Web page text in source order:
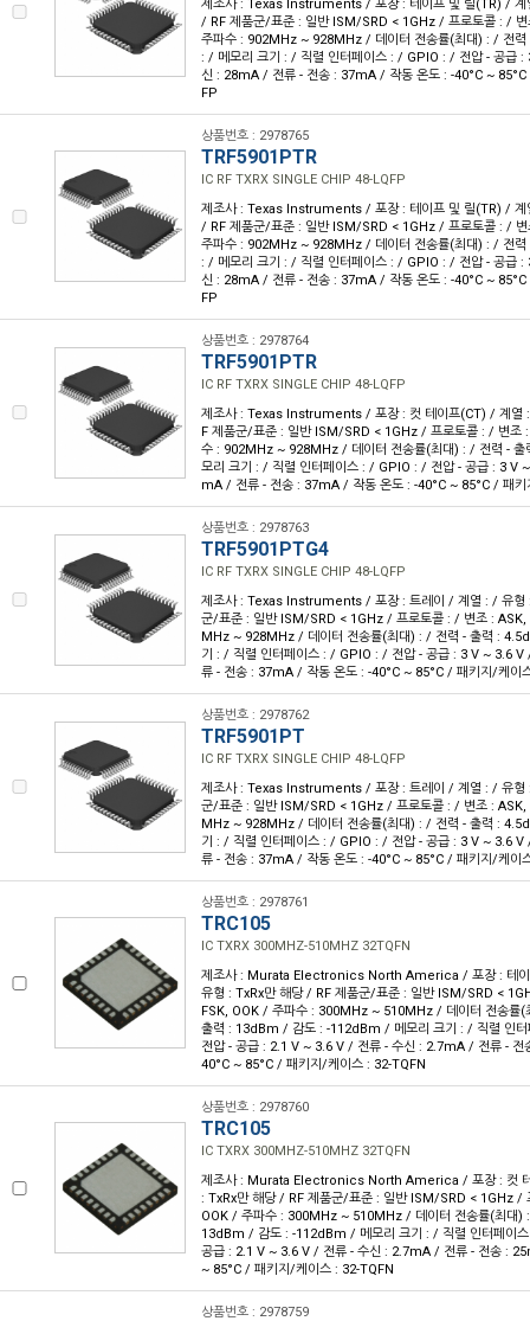
제조사 : Texas Instruments / 포장 : 테이프 및 릴(TR) / 계
/ RF 제품군/표준 : 일반 ISM/SRD < 1GHz / 프로토콜 : /
주파수 : 902MHz ~ 928MHz / 데이터 전송률(최대) : / 전
: / 메모리 크기 : / 직렬 인터페이스 : / GPIO : / 전압 - 공급
신 : 28mA / 전류 - 전송 : 37mA / 작동 온도 : -40°C ~
FP
상품번호 : 2978765
TRF5901PTR
IC RF TXRX SINGLE CHIP 48-LQFP
제조사 : Texas Instruments / 포장 : 테이프 및 릴(TR) / 계
/ RF 제품군/표준 : 일반 ISM/SRD < 1GHz / 프로토콜 : /
주파수 : 902MHz ~ 928MHz / 데이터 전송률(최대) : / 전
: / 메모리 크기 : / 직렬 인터페이스 : / GPIO : / 전압 - 공급
신 : 28mA / 전류 - 전송 : 37mA / 작동 온도 : -40°C ~
FP
상품번호 : 2978764
TRF5901PTR
IC RF TXRX SINGLE CHIP 48-LQFP
제조사 : Texas Instruments / 포장 : 컷 테이프(CT) / 계열
F 제품군/표준 : 일반 ISM/SRD < 1GHz / 프로토콜 : / 변조
수 : 902MHz ~ 928MHz / 데이터 전송률(최대) : / 전력 -
모리 크기 : / 직렬 인터페이스 : / GPIO : / 전압 - 공급 : 3 V
mA / 전류 - 전송 : 37mA / 작동 온도 : -40°C ~ 85°C / 패
상품번호 : 2978763
TRF5901PTG4
IC RF TXRX SINGLE CHIP 48-LQFP
제조사 : Texas Instruments / 포장 : 트레이 / 계열 : / 유형
군/표준 : 일반 ISM/SRD < 1GHz / 프로토콜 : / 변조 :
MHz ~ 928MHz / 데이터 전송률(최대) : / 전력 - 출력 :
기 : / 직렬 인터페이스 : / GPIO : / 전압 - 공급 : 3 V ~ 3.6
류 - 전송 : 37mA / 작동 온도 : -40°C ~ 85°C / 패키지/케이
상품번호 : 2978762
TRF5901PT
IC RF TXRX SINGLE CHIP 48-LQFP
제조사 : Texas Instruments / 포장 : 트레이 / 계열 : / 유형
군/표준 : 일반 ISM/SRD < 1GHz / 프로토콜 : / 변조 :
MHz ~ 928MHz / 데이터 전송률(최대) : / 전력 - 출력 :
기 : / 직렬 인터페이스 : / GPIO : / 전압 - 공급 : 3 V ~ 3.6
류 - 전송 : 37mA / 작동 온도 : -40°C ~ 85°C / 패키지/케이
상품번호 : 2978761
TRC105
IC TXRX 300MHZ-510MHZ 32TQFN
제조사 : Murata Electronics North America / 포장 : 테
유형 : TxRx만 해당 / RF 제품군/표준 : 일반 ISM/SRD <
FSK, OOK / 주파수 : 300MHz ~ 510MHz / 데이터 전송률
출력 : 13dBm / 감도 : -112dBm / 메모리 크기 : / 직렬 인
전압 - 공급 : 2.1 V ~ 3.6 V / 전류 - 수신 : 2.7mA / 전류 -
40°C ~ 85°C / 패키지/케이스 : 32-TQFN
상품번호 : 2978760
TRC105
IC TXRX 300MHZ-510MHZ 32TQFN
제조사 : Murata Electronics North America / 포장 : 컷
: TxRx만 해당 / RF 제품군/표준 : 일반 ISM/SRD < 1GHz /
OOK / 주파수 : 300MHz ~ 510MHz / 데이터 전송률(최대
13dBm / 감도 : -112dBm / 메모리 크기 : / 직렬 인터페이
공급 : 2.1 V ~ 3.6 V / 전류 - 수신 : 2.7mA / 전류 - 전송 :
~ 85°C / 패키지/케이스 : 32-TQFN
상품번호 : 2978759